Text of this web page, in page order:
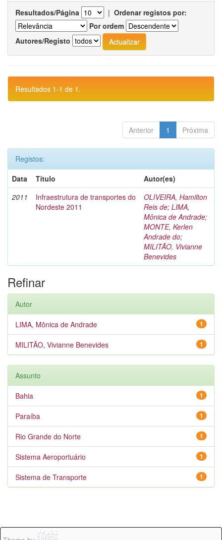
Resultados/Página | Ordenar registos por:
Por ordem
Autores/Registo
Resultados 1-1 de 1.
Anterior 1 Próxima
Registos:
Data
Título
Autor(es)
2011
Infraestrutura de transportes do
Nordeste 2011
OLIVEIRA, Hamilton
Reis de; LIMA,
Mônica de Andrade;
MONTE, Kerlen
Andrade do;
MILITÃO, Vivianne
Benevides
Refinar
Autor
1
LIMA, Mônica de Andrade
1
MILITÃO, Vivianne Benevides
Assunto
1
Bahia
1
Paraíba
1
Rio Grande do Norte
1
Sistema Aeroportuário
1
Sistema de Transporte